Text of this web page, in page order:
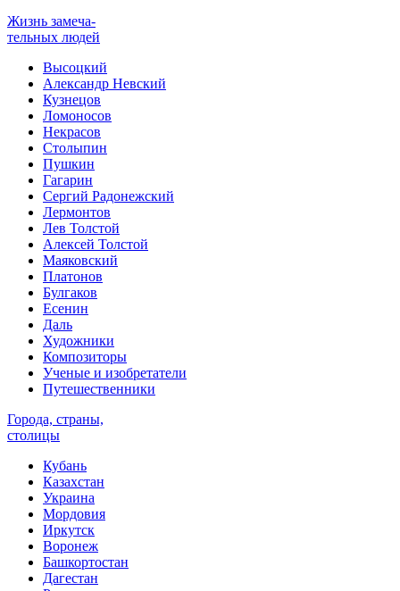
Жизнь замеча-
тельных людей
Высоцкий
Александр Невский
Кузнецов
Ломоносов
Некрасов
Столыпин
Пушкин
Гагарин
Сергий Радонежский
Лермонтов
Лев Толстой
Алексей Толстой
Маяковский
Платонов
Булгаков
Есенин
Даль
Художники
Композиторы
Ученые и изобретатели
Путешественники
Города, страны,
столицы
Кубань
Казахстан
Украина
Мордовия
Иркутск
Воронеж
Башкортостан
Дагестан